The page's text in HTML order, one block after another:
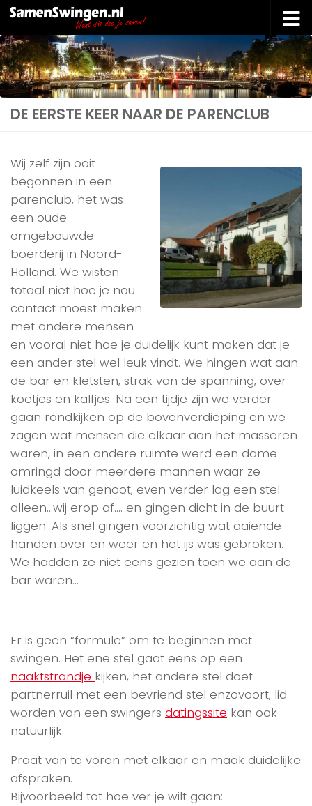
Doorgaan naar inhoud
DE EERSTE KEER NAAR DE PARENCLUB
Wij zelf zijn ooit
begonnen in een
parenclub, het was
een oude
omgebouwde
boerderij in Noord-
Holland. We wisten
totaal niet hoe je nou
contact moest maken
met andere mensen
en vooral niet hoe je duidelijk kunt maken dat je
een ander stel wel leuk vindt. We hingen wat aan
de bar en kletsten, strak van de spanning, over
koetjes en kalfjes. Na een tijdje zijn we verder
gaan rondkijken op de bovenverdieping en we
zagen wat mensen die elkaar aan het masseren
waren, in een andere ruimte werd een dame
omringd door meerdere mannen waar ze
luidkeels van genoot, even verder lag een stel
alleen…wij erop af…. en gingen dicht in de buurt
liggen. Als snel gingen voorzichtig wat aaiende
handen over en weer en het ijs was gebroken.
We hadden ze niet eens gezien toen we aan de
bar waren…
Er is geen “formule” om te beginnen met
swingen. Het ene stel gaat eens op een
naaktstrandje kijken, het andere stel doet
partnerruil met een bevriend stel enzovoort, lid
worden van een swingers datingssite kan ook
natuurlijk.
Praat van te voren met elkaar en maak duidelijke
afspraken.
Bijvoorbeeld tot hoe ver je wilt gaan: